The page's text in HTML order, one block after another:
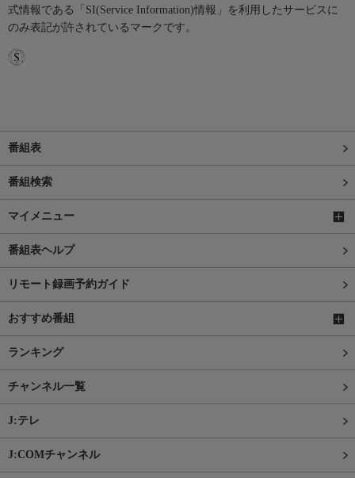
式情報である「SI(Service Information)情報」を利用したサービスに
のみ表記が許されているマークです。
番組表
番組検索
マイメニュー
番組表ヘルプ
リモート録画予約ガイド
おすすめ番組
ランキング
チャンネル一覧
J:テレ
J:COMチャンネル